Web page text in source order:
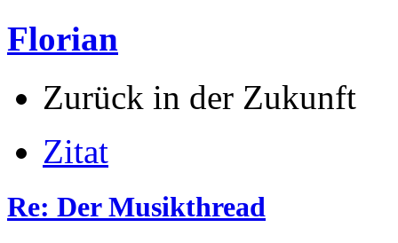
Florian
Zurück in der Zukunft
Zitat
Re: Der Musikthread